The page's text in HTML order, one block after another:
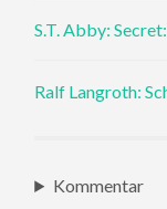
S.T. Abby:
Ralf Langroth:
Kommentar